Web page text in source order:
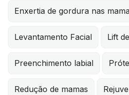
Enxertia de gordura nas
Levantamento Facial Lift
Preenchimento labial
Redução de mamas